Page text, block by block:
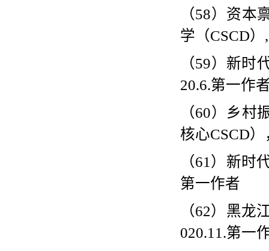
（58）资本
学（CSCD）
（59）新时
20.6.第一作
（60）乡村
核心CSCD）
（61 ）新时
第一作者
（62）黑龙
020.11.第一